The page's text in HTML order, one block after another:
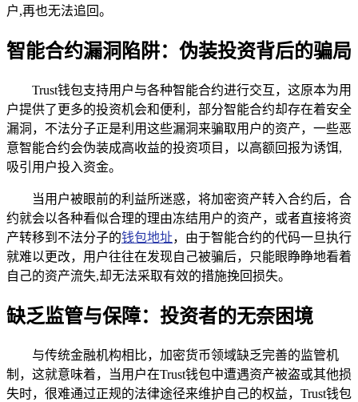
户,再也无法追回。
智能合约漏洞陷阱：伪装投资背后的骗局
Trust钱包支持用户与各种智能合约进行交互，这原本为用
户提供了更多的投资机会和便利，部分智能合约却存在着安全
漏洞，不法分子正是利用这些漏洞来骗取用户的资产，一些恶
意智能合约会伪装成高收益的投资项目，以高额回报为诱饵,
吸引用户投入资金。
当用户被眼前的利益所迷惑，将加密资产转入合约后，合
约就会以各种看似合理的理由冻结用户的资产，或者直接将资
产转移到不法分子的钱包地址，由于智能合约的代码一旦执行
就难以更改，用户往往在发现自己被骗后，只能眼睁睁地看着
自己的资产流失,却无法采取有效的措施挽回损失。
缺乏监管与保障：投资者的无奈困境
与传统金融机构相比，加密货币领域缺乏完善的监管机
制，这就意味着，当用户在Trust钱包中遭遇资产被盗或其他损
失时，很难通过正规的法律途径来维护自己的权益，Trust钱包